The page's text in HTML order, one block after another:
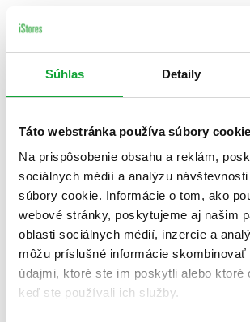
Súhlas Detaily
Táto webstránka používa súbory
Na prispôsobenie obsahu a reklám,
sociálnych médií a analýzu
súbory cookie. Informácie o tom, ako
webové stránky, poskytujeme aj našim
oblasti sociálnych médií, inzercie a
môžu príslušné informácie
údajmi, ktoré ste im poskytli alebo ktoré
keď ste používali ich služby.